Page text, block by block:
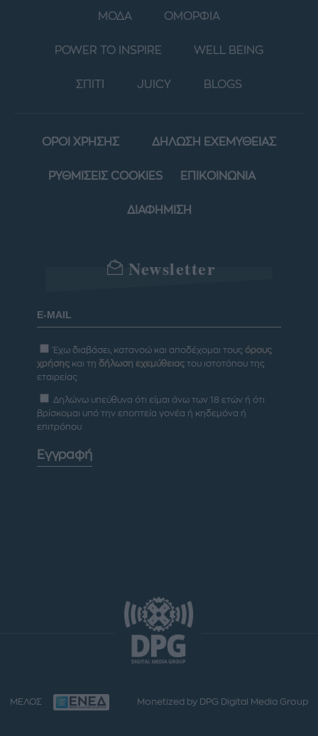
ΜΟΔΑ ΟΜΟΡΦΙΑ
POWER TO INSPIRE WELL BEING
ΣΠΙΤΙ JUICY BLOGS
ΟΡΟΙ ΧΡΗΣΗΣ ΔΗΛΩΣΗ ΕΧΕΜΥΘΕΙΑΣ
ΡΥΘΜΙΣΕΙΣ COOKIES ΕΠΙΚΟΙΝΩΝΙΑ
ΔΙΑΦΗΜΙΣΗ
Newsletter
Έχω διαβάσει, κατανοώ και αποδέχομαι τους όρους
χρήσης και τη δήλωση εχεμύθειας του ιστοτόπου της
εταιρείας
Δηλώνω υπεύθυνα ότι είμαι άνω των 18 ετών ή ότι
βρίσκομαι υπό την εποπτεία γονέα ή κηδεμόνα ή
επιτρόπου
Εγγραφή
ΜΕΛΟΣ Monetized by DPG Digital Media Group